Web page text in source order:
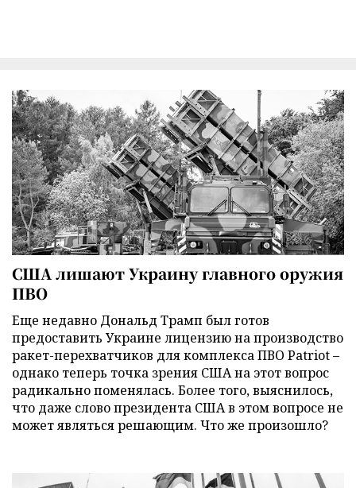
США лишают Украину главного оружия
ПВО
Еще недавно Дональд Трамп был готов
предоставить Украине лицензию на производство
ракет-перехватчиков для комплекса ПВО Patriot –
однако теперь точка зрения США на этот вопрос
радикально поменялась. Более того, выяснилось,
что даже слово президента США в этом вопросе не
может являться решающим. Что же произошло?